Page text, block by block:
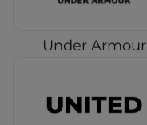
Under Armour